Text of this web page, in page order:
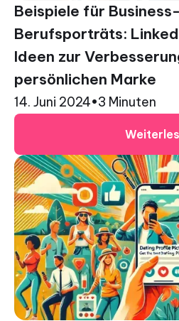
Beispiele für
Berufsporträts:
Ideen zur
persönlichen Marke
14. Juni 2024•3 Minuten